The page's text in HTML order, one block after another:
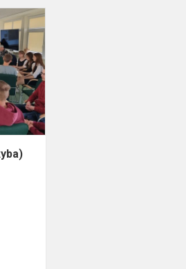
Dorinio
ugdymo
(etika,
tikyba)
konkursas
mūšis“